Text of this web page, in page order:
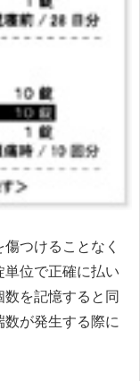
つけることなく
位で正確に払い
を記憶すると同
が発生する際に